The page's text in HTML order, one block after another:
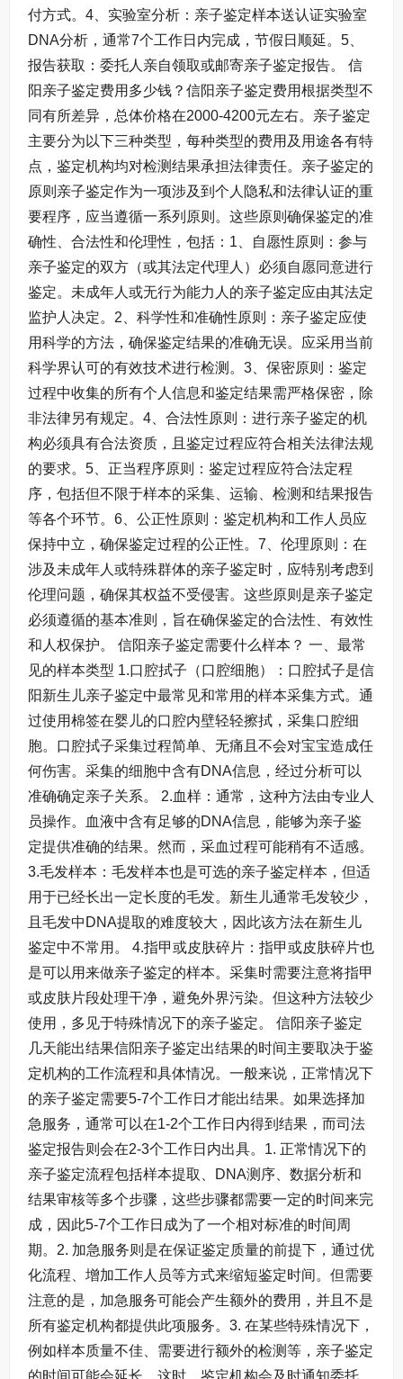
付方式。4、实验室分析：亲子鉴定样本送认证实验室
DNA分析，通常7个工作日内完成，节假日顺延。5、
报告获取：委托人亲自领取或邮寄亲子鉴定报告。 信
阳亲子鉴定费用多少钱？信阳亲子鉴定费用根据类型不
同有所差异，总体价格在2000-4200元左右。亲子鉴定
主要分为以下三种类型，每种类型的费用及用途各有特
点，鉴定机构均对检测结果承担法律责任。亲子鉴定的
原则亲子鉴定作为一项涉及到个人隐私和法律认证的重
要程序，应当遵循一系列原则。这些原则确保鉴定的准
确性、合法性和伦理性，包括：1、自愿性原则：参与
亲子鉴定的双方（或其法定代理人）必须自愿同意进行
鉴定。未成年人或无行为能力人的亲子鉴定应由其法定
监护人决定。2、科学性和准确性原则：亲子鉴定应使
用科学的方法，确保鉴定结果的准确无误。应采用当前
科学界认可的有效技术进行检测。3、保密原则：鉴定
过程中收集的所有个人信息和鉴定结果需严格保密，除
非法律另有规定。4、合法性原则：进行亲子鉴定的机
构必须具有合法资质，且鉴定过程应符合相关法律法规
的要求。5、正当程序原则：鉴定过程应符合法定程
序，包括但不限于样本的采集、运输、检测和结果报告
等各个环节。6、公正性原则：鉴定机构和工作人员应
保持中立，确保鉴定过程的公正性。7、伦理原则：在
涉及未成年人或特殊群体的亲子鉴定时，应特别考虑到
伦理问题，确保其权益不受侵害。这些原则是亲子鉴定
必须遵循的基本准则，旨在确保鉴定的合法性、有效性
和人权保护。 信阳亲子鉴定需要什么样本？ 一、最常
见的样本类型 1.口腔拭子（口腔细胞）：口腔拭子是信
阳新生儿亲子鉴定中最常见和常用的样本采集方式。通
过使用棉签在婴儿的口腔内壁轻轻擦拭，采集口腔细
胞。口腔拭子采集过程简单、无痛且不会对宝宝造成任
何伤害。采集的细胞中含有DNA信息，经过分析可以
准确确定亲子关系。 2.血样：通常，这种方法由专业人
员操作。血液中含有足够的DNA信息，能够为亲子鉴
定提供准确的结果。然而，采血过程可能稍有不适感。
3.毛发样本：毛发样本也是可选的亲子鉴定样本，但适
用于已经长出一定长度的毛发。新生儿通常毛发较少，
且毛发中DNA提取的难度较大，因此该方法在新生儿
鉴定中不常用。 4.指甲或皮肤碎片：指甲或皮肤碎片也
是可以用来做亲子鉴定的样本。采集时需要注意将指甲
或皮肤片段处理干净，避免外界污染。但这种方法较少
使用，多见于特殊情况下的亲子鉴定。 信阳亲子鉴定
几天能出结果信阳亲子鉴定出结果的时间主要取决于鉴
定机构的工作流程和具体情况。一般来说，正常情况下
的亲子鉴定需要5-7个工作日才能出结果。如果选择加
急服务，通常可以在1-2个工作日内得到结果，而司法
鉴定报告则会在2-3个工作日内出具。1. 正常情况下的
亲子鉴定流程包括样本提取、DNA测序、数据分析和
结果审核等多个步骤，这些步骤都需要一定的时间来完
成，因此5-7个工作日成为了一个相对标准的时间周
期。2. 加急服务则是在保证鉴定质量的前提下，通过优
化流程、增加工作人员等方式来缩短鉴定时间。但需要
注意的是，加急服务可能会产生额外的费用，并且不是
所有鉴定机构都提供此项服务。3. 在某些特殊情况下，
例如样本质量不佳、需要进行额外的检测等，亲子鉴定